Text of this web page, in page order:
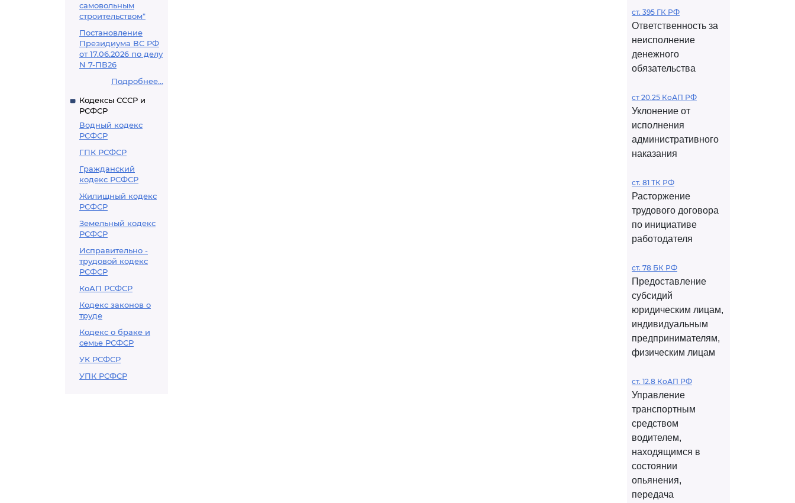
самовольным
строительством"
Постановление
Президиума ВС РФ
от 17.06.2026 по делу
N 7-ПВ26
Подробнее...
Кодексы СССР и
РСФСР
Водный кодекс
РСФСР
ГПК РСФСР
Гражданский
кодекс РСФСР
Жилищный кодекс
РСФСР
Земельный кодекс
РСФСР
Исправительно -
трудовой кодекс
РСФСР
КоАП РСФСР
Кодекс законов о
труде
Кодекс о браке и
семье РСФСР
УК РСФСР
УПК РСФСР
ст. 395 ГК РФ
Ответственность за
неисполнение
денежного
обязательства
ст 20.25 КоАП РФ
Уклонение от
исполнения
административного
наказания
ст. 81 ТК РФ
Расторжение
трудового договора
по инициативе
работодателя
ст. 78 БК РФ
Предоставление
субсидий
юридическим лицам,
индивидуальным
предпринимателям,
физическим лицам
ст. 12.8 КоАП РФ
Управление
транспортным
средством
водителем,
находящимся в
состоянии
опьянения,
передача